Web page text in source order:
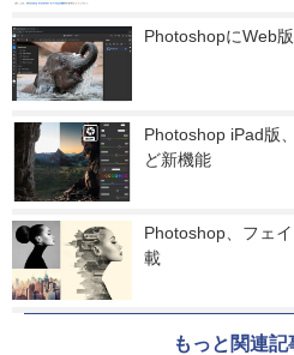
PhotoshopにWeb
Photoshop iPad版
ど新機能
Photoshop、フェ
載
もっと関連記